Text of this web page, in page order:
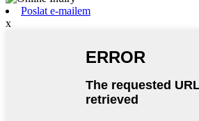
Poslat e-mailem
x